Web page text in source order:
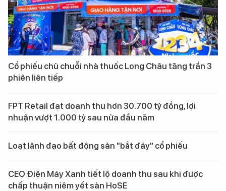
Cổ phiếu chủ chuỗi nhà thuốc Long Châu tăng trần 3
phiên liên tiếp
FPT Retail đạt doanh thu hơn 30.700 tỷ đồng, lợi
nhuận vượt 1.000 tỷ sau nửa đầu năm
Loạt lãnh đạo bất động sản "bắt đáy" cổ phiếu
CEO Điện Máy Xanh tiết lộ doanh thu sau khi được
chấp thuận niêm yết sàn HoSE